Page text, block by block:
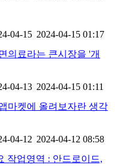
04-15 2024-04-15 01:17
의료라는 큰시장을 '개
04-13 2024-04-15 01:11
마켓에 올려보자란 생각
04-12 2024-04-12 08:58
작업영역 : 안드로이드,